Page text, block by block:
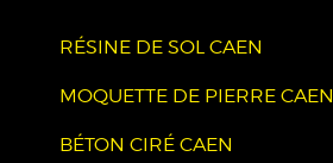
RÉSINE DE SOL CAEN
MOQUETTE DE PIERRE CAEN
BÉTON CIRÉ CAEN